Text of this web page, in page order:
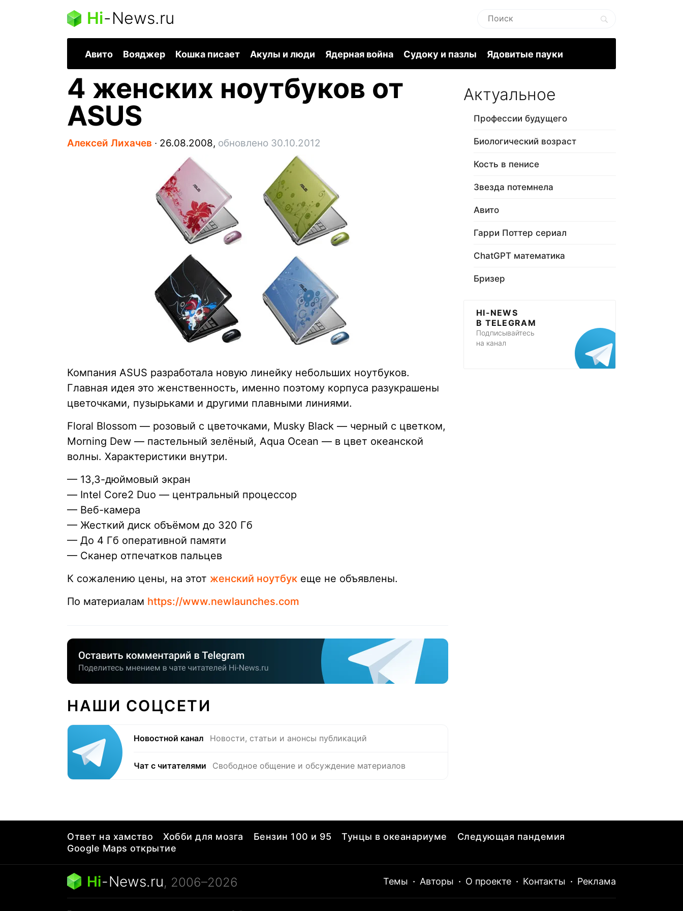
Hi-News.ru
Авито Вояджер Кошка писает Акулы и люди Ядерная война Судоку и пазлы Ядовитые пауки
4 женских ноутбуков от
ASUS
Алексей Лихачев ∙ 26.08.2008, обновлено 30.10.2012
Компания ASUS разработала новую линейку небольших ноутбуков.
Главная идея это женственность, именно поэтому корпуса разукрашены
цветочками, пузырьками и другими плавными линиями.
Floral Blossom — розовый с цветочками, Musky Black — черный с цветком,
Morning Dew — пастельный зелёный, Aqua Ocean — в цвет океанской
волны. Характеристики внутри.
— 13,3-дюймовый экран
— Intel Core2 Duo — центральный процессор
— Веб-камера
— Жесткий диск объёмом до 320 Гб
— До 4 Гб оперативной памяти
— Сканер отпечатков пальцев
К сожалению цены, на этот женский ноутбук еще не объявлены.
По материалам https://www.newlaunches.com
НАШИ СОЦСЕТИ
Новостной канал Новости, статьи и анонсы публикаций
Чат с читателями Свободное общение и обсуждение материалов
Актуальное
Профессии будущего
Биологический возраст
Кость в пенисе
Звезда потемнела
Авито
Гарри Поттер сериал
ChatGPT математика
Бризер
HI-NEWS
В TELEGRAM
Подписывайтесь
на канал
Ответ на хамство Хобби для мозга Бензин 100 и 95 Тунцы в океанариуме
Следующая пандемия
Google Maps открытие
Hi-News.ru, 2006–2026 Темы · Авторы · О проекте · Контакты · Реклама